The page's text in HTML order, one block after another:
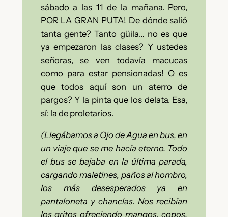
sábado a las 11 de la mañana. Pero,
POR LA GRAN PUTA! De dónde salió
tanta gente? Tanto güila… no es que
ya empezaron las clases? Y ustedes
señoras, se ven todavía macucas
como para estar pensionadas! O es
que todos aquí son un aterro de
pargos? Y la pinta que los delata. Esa,
sí: la de proletarios.
(Llegábamos a Ojo de Agua en bus, en
un viaje que se me hacía eterno. Todo
el bus se bajaba en la última parada,
cargando maletines, paños al hombro,
los más desesperados ya en
pantaloneta y chanclas. Nos recibían
los gritos ofreciendo mangos, copos,